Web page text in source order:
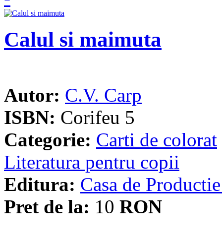
Calul si maimuta
Autor: C.V. Carp
ISBN: Corifeu 5
Categorie: Carti de colorat
Literatura pentru copii
Editura: Casa de
Pret de la: 10 RON